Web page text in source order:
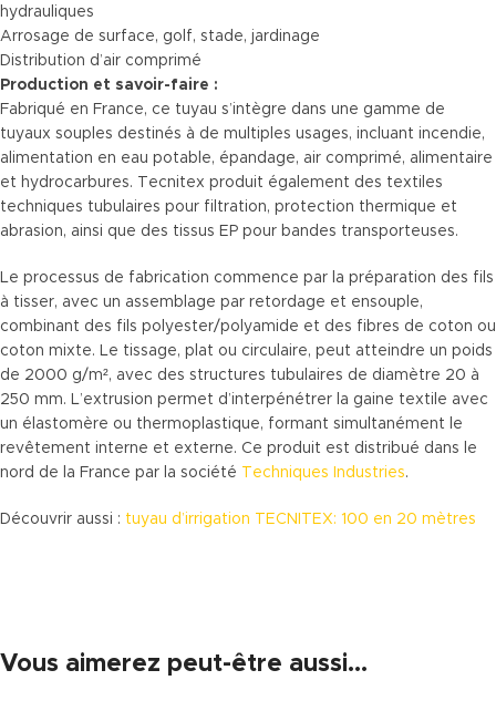
hydrauliques
Arrosage de surface, golf, stade, jardinage
Distribution d’air comprimé
Production et savoir-faire :
Fabriqué en France, ce tuyau s’intègre dans une gamme de
tuyaux souples destinés à de multiples usages, incluant incendie,
alimentation en eau potable, épandage, air comprimé, alimentaire
et hydrocarbures. Tecnitex produit également des textiles
techniques tubulaires pour filtration, protection thermique et
abrasion, ainsi que des tissus EP pour bandes transporteuses.
Le processus de fabrication commence par la préparation des fils
à tisser, avec un assemblage par retordage et ensouple,
combinant des fils polyester/polyamide et des fibres de coton ou
coton mixte. Le tissage, plat ou circulaire, peut atteindre un poids
de 2000 g/m², avec des structures tubulaires de diamètre 20 à
250 mm. L’extrusion permet d’interpénétrer la gaine textile avec
un élastomère ou thermoplastique, formant simultanément le
revêtement interne et externe. Ce produit est distribué dans le
nord de la France par la société
Techniques Industries.
Découvrir aussi : tuyau d’irrigation TECNITEX: 100 en 20 mètres
Vous aimerez peut-être aussi…